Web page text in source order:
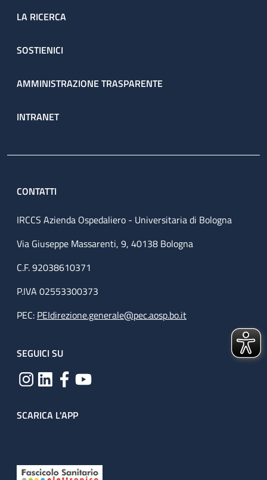
LA RICERCA
SOSTIENICI
AMMINISTRAZIONE TRASPARENTE
INTRANET
CONTATTI
IRCCS Azienda Ospedaliero - Universitaria di Bologna
Via Giuseppe Massarenti, 9, 40138 Bologna
C.F. 92038610371
P.IVA 02553300373
PEC: PEIdirezione.generale@pec.aosp.bo.it
SEGUICI SU
SCARICA L'APP